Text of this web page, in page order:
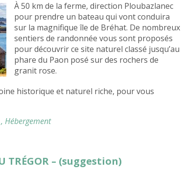
À 50 km de la ferme, direction Ploubazlanec
pour prendre un bateau qui vont conduira
sur la magnifique île de Bréhat. De nombreux
sentiers de randonnée vous sont proposés
pour découvrir ce site naturel classé jusqu’au
phare du Paon posé sur des rochers de
granit rose.
historique et naturel riche, pour vous
, Hébergement
TRÉGOR – (suggestion)